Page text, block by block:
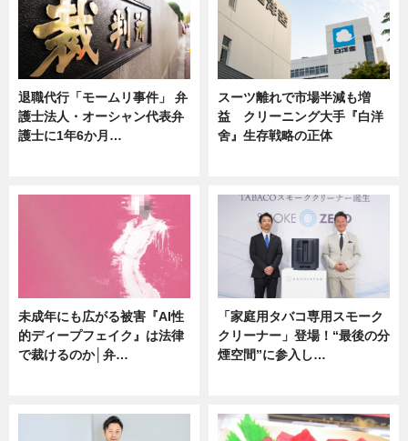
退職代行「モームリ事件」 弁
護士法人・オーシャン代表弁
護士に1年6か月…
スーツ離れで市場半減も増
益 クリーニング大手『白洋
舍』生存戦略の正体
未成年にも広がる被害『AI性
的ディープフェイク』は法律
で裁けるのか│弁…
「家庭用タバコ専用スモーク
クリーナー」登場！“最後の分
煙空間”に参入し…